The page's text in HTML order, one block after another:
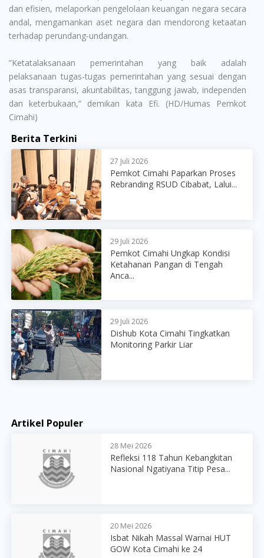
dan efisien, melaporkan pengelolaan keuangan negara secara
andal, mengamankan aset negara dan mendorong ketaatan
terhadap perundang-undangan.
”Ketatalaksanaan pemerintahan yang baik adalah
pelaksanaan tugas-tugas pemerintahan yang sesuai dengan
asas transparansi, akuntabilitas, tanggung jawab, independen
dan keterbukaan,” demikan kata Efi. (HD/Humas Pemkot
Cimahi)
Berita Terkini
27 Juli 2026
Pemkot Cimahi Paparkan Proses
Rebranding RSUD Cibabat, Lalui...
29 Juli 2026
Pemkot Cimahi Ungkap Kondisi
Ketahanan Pangan di Tengah
Anca...
29 Juli 2026
Dishub Kota Cimahi Tingkatkan
Monitoring Parkir Liar
Artikel Populer
28 Mei 2026
Refleksi 118 Tahun Kebangkitan
Nasional Ngatiyana Titip Pesa...
20 Mei 2026
Isbat Nikah Massal Warnai HUT
GOW Kota Cimahi ke 24